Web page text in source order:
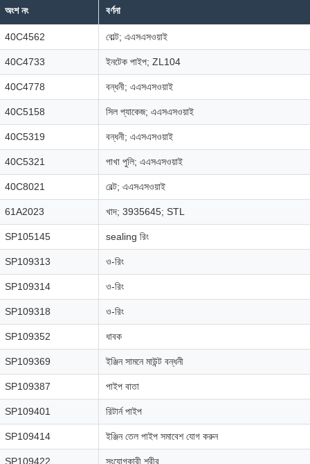
অংশ নং বর্ণনা
40C4562 বোল্ট; এএসএসওয়াই
40C4733 ইনটেক পাইপ; ZL104
40C4778 বন্ধনী; এএসএসওয়াই
40C5158 সিল প্যাকেজ; এএসএসওয়াই
40C5319 বন্ধনী; এএসএসওয়াই
40C5321 পাখা পুলি; এএসএসওয়াই
40C8021 বেল্ট; এএসএসওয়াই
61A2023 খাদ; 3935645; STL
SP105145 sealing রিং
SP109313 ও-রিং
SP109314 ও-রিং
SP109318 ও-রিং
SP109352 ধাবক
SP109369 ইঞ্জিন সামনে মাউন্ট বন্ধনী
SP109387 পাইপ বাতা
SP109401 রিটার্ন পাইপ
SP109414 ইঞ্জিন তেল পাইপ সমাবেশ যোগ করুন
SP109422 সংযোগকারী শরীর